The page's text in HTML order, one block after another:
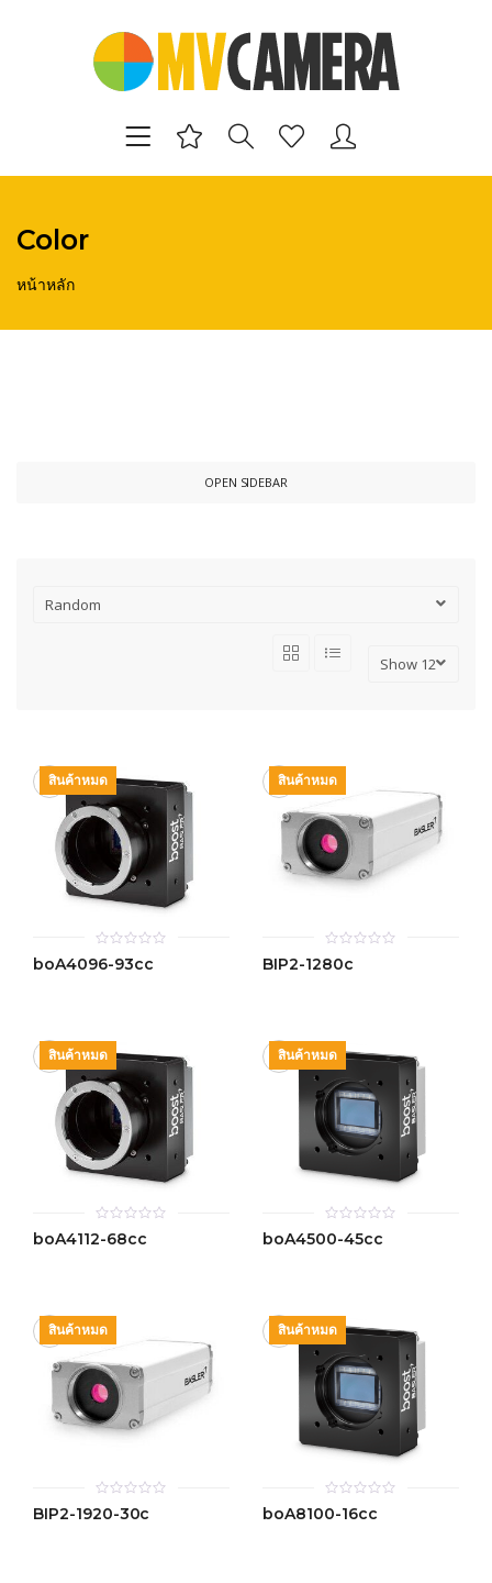
Color
หน้าหลัก
OPEN SIDEBAR
สินค้าหมด
0
out
boA4096-93cc
สินค้าหมด
0
out
BIP2-1280c
สินค้าหมด
0
out
boA4112-68cc
สินค้าหมด
0
out
boA4500-45cc
สินค้าหมด
0
out
BIP2-1920-30c
สินค้าหมด
0
out
boA8100-16cc